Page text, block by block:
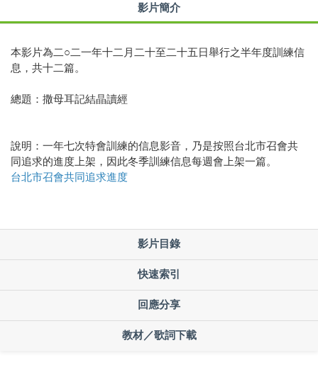
影片簡介
本影片為二○二一年十二月二十至二十五日舉行之半年度訓練信
息，共十二篇。
總題：撒母耳記結晶讀經
說明：一年七次特會訓練的信息影音，乃是按照台北市召會共
同追求的進度上架，因此冬季訓練信息每週會上架一篇。
台北市召會共同追求進度
影片目錄
快速索引
回應分享
教材／歌詞下載